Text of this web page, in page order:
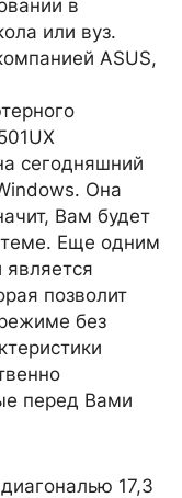
в
или вуз.
ASUS,
сегодняшний
Она
Вам будет
Еще одним
позволит
без
перед Вами
17,3